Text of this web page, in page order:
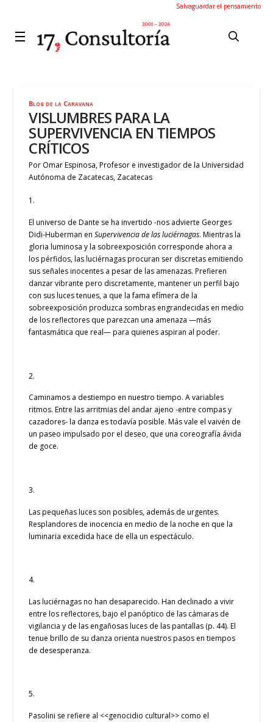
Salvaguardar el pensamiento
Blog de la Caravana
VISLUMBRES PARA LA
SUPERVIVENCIA EN TIEMPOS
CRÍTICOS
Por Omar Espinosa, Profesor e investigador de la Universidad
Autónoma de Zacatecas, Zacatecas
1.
El universo de Dante se ha invertido -nos advierte Georges
Didi-Huberman enSupervivencia de las luciérnagas. Mientras la
gloria luminosa y la sobreexposición corresponde ahora a
los pérfidos, las luciérnagas procuran ser discretas emitiendo
sus señales inocentes a pesar de las amenazas. Prefieren
danzar vibrante pero discretamente, mantener un perfil bajo
con sus luces tenues, a que la fama efímera de la
sobreexposición produzca sombras engrandecidas en medio
de los reflectores que parezcan una amenaza —más
fantasmática que real— para quienes aspiran al poder.
2.
Caminamos a destiempo en nuestro tiempo. A variables
ritmos. Entre las arritmias del andar ajeno -entre compas y
cazadores- la danza es todavía posible. Más vale el vaivén de
un paseo impulsado por el deseo, que una coreografía ávida
de goce.
3.
Las pequeñas luces son posibles, además de urgentes.
Resplandores de inocencia en medio de la noche en que la
luminaria excedida hace de ella un espectáculo.
4.
Las luciérnagas no han desaparecido. Han declinado a vivir
entre los reflectores, bajo el panóptico de las cámaras de
vigilancia y de las engañosas luces de las pantallas (p. 44). El
tenue brillo de su danza orienta nuestros pasos en tiempos
de desesperanza.
5.
Pasolini se refiere al <<genocidio cultural>> como el